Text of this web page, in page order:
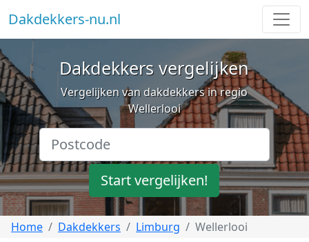
Dakdekkers-nu.nl
Dakdekkers vergelijken
Vergelijken van dakdekkers in regio
Wellerlooi
Start vergelijken!
Home Dakdekkers Limburg Wellerlooi